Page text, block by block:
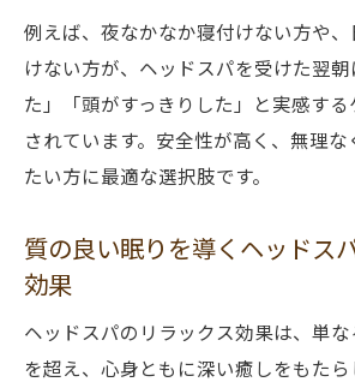
例えば、夜なかなか寝付けない方や
けない方が、ヘッドスパを受けた翌
た」「頭がすっきりした」と実感す
されています。安全性が高く、無理
たい方に最適な選択肢です。
質の良い眠りを導くヘッドス
効果
ヘッドスパのリラックス効果は、単
を超え、心身ともに深い癒しをもた